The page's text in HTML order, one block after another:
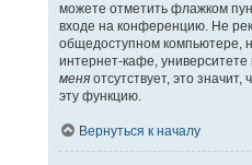
можете отметить флажком
входе на конференцию. Не
общедоступном компьютере,
интернет-кафе, университете
меняотсутствует, это
эту функцию.
Вернуться к началу